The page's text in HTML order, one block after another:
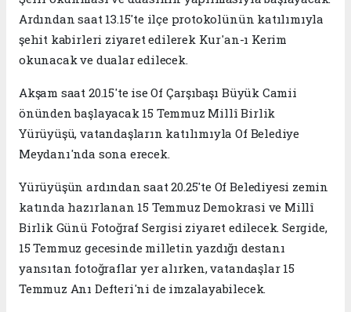
Ardından saat 13.15'te ilçe protokolünün katılımıyla
şehit kabirleri ziyaret edilerek Kur'an-ı Kerim
okunacak ve dualar edilecek.
Akşam saat 20.15'te ise Of Çarşıbaşı Büyük Camii
önünden başlayacak 15 Temmuz Millî Birlik
Yürüyüşü, vatandaşların katılımıyla Of Belediye
Meydanı'nda sona erecek.
Yürüyüşün ardından saat 20.25'te Of Belediyesi zemin
katında hazırlanan 15 Temmuz Demokrasi ve Millî
Birlik Günü Fotoğraf Sergisi ziyaret edilecek. Sergide,
15 Temmuz gecesinde milletin yazdığı destanı
yansıtan fotoğraflar yer alırken, vatandaşlar 15
Temmuz Anı Defteri'ni de imzalayabilecek.